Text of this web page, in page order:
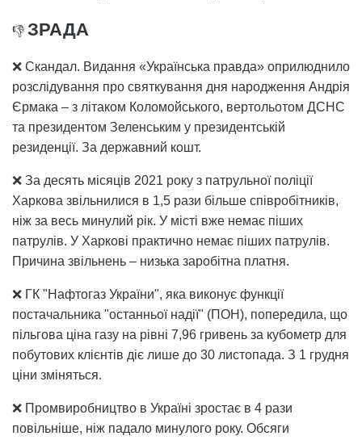
👎 ЗРАДА
❌ Скандал. Видання «Українська правда» оприлюднило
розслідування про святкування дня народження Андрія
Єрмака – з літаком Коломойського, вертольотом ДСНС
та президентом Зеленським у президентській
резиденції. За державний кошт.
❌ За десять місяців 2021 року з патрульної поліції
Харкова звільнилися в 1,5 рази більше співробітників,
ніж за весь минулий рік. У місті вже немає піших
патрулів. У Харкові практично немає піших патрулів.
Причина звільнень – низька заробітна платня.
❌ ГК "Нафтогаз України", яка виконує функції
постачальника "останньої надії" (ПОН), попередила, що
пільгова ціна газу на рівні 7,96 гривень за кубометр для
побутових клієнтів діє лише до 30 листопада. З 1 грудня
ціни зміняться.
❌ Промвиробництво в Україні зростає в 4 рази
повільніше, ніж падало минулого року. Обсяги